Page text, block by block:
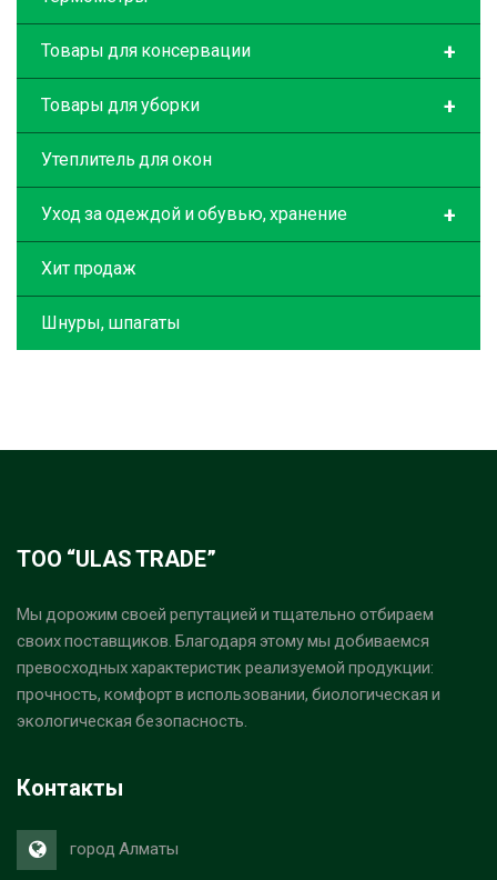
+
Товары для консервации
+
Товары для уборки
Утеплитель для окон
+
Уход за одеждой и обувью, хранение
Хит продаж
Шнуры, шпагаты
ТОО “ULAS TRADE”
Мы дорожим своей репутацией и тщательно отбираем
своих поставщиков. Благодаря этому мы добиваемся
превосходных характеристик реализуемой продукции:
прочность, комфорт в использовании, биологическая и
экологическая безопасность.
Контакты
город Алматы